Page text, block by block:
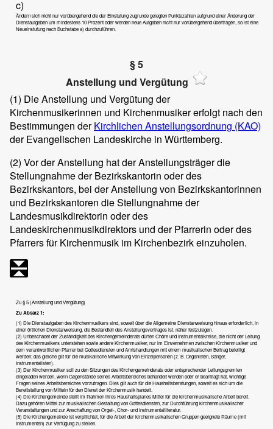
c)
Ändern sich nicht nur vorübergehend die der Einstufung zugrunde gelegten Punktezahlen aufgrund einer Änderung der
Dienstaufgaben um mindestens 10 Prozent oder werden neue Aufgaben nicht nur vorübergehend übertragen, so ist eine
Neueinstufung nach Buchstabe a) durchzuführen.
§ 5
Anstellung und Vergütung
(1) Die Anstellung und Vergütung der
Kirchenmusikerinnen und Kirchenmusiker erfolgt nach den
Bestimmungen derKirchlichen Anstellungsordnung (KAO)
der Evangelischen Landeskirche in Württemberg.
(2) Vor der Anstellung hat der Anstellungsträger die
Stellungnahme der Bezirkskantorin oder des
Bezirkskantors, bei der Anstellung von Bezirkskantorinnen
und Bezirkskantoren die Stellungnahme der
Landesmusikdirektorin oder des
Landeskirchenmusikdirektors und der Pfarrerin oder des
Pfarrers für Kirchenmusik im Kirchenbezirk einzuholen.
Zu § 5 (Anstellung und Vergütung)
Zu Absatz 1:
(1) Die Dienstaufgaben des Kirchenmusikers sind, soweit über die Allgemeine Dienstanweisung hinaus erforderlich, in
einer örtlichen Dienstanweisung, die Bestandteil des Anstellungsvertrages ist, näher festzulegen.
(2) Unbeschadet der Zuständigkeit des Kirchengemeinderats dürfen Chöre und Instrumentalkreise, die nicht der Leitung
des Kirchenmusikers unterstehen sowie andere Kirchenmusiker, nur im Einvernehmen zwischen Kirchenmusiker und
dem verantwortlichen Pfarrer bei Gottesdiensten und Amtshandlungen mit einem musikalischen Beitrag beteiligt
werden; das gleiche gilt für die musikalische Mitwirkung von Einzelpersonen (z. B. Organisten, Sänger,
Instrumentalisten).
(3) Der Kirchenmusiker soll zu den Sitzungen des Kirchengemeinderats oder entsprechender Leitungsgremien
eingeladen werden, wenn Gegenstände seines Arbeitsbereiches behandelt werden oder er beantragt hat, wichtige
Fragen seines Arbeitsbereiches vorzutragen. Dies gilt auch für die Haushaltsberatungen, soweit es sich um die
Bereitstellung von Mitteln für den Dienst der Kirchenmusik handelt.
(4) Die Kirchengemeinde stellt im Rahmen ihres Haushaltsplanes Mittel für die kirchenmusikalische Arbeit bereit.
Dazu gehören Mittel zur musikalischen Gestaltung von Gottesdiensten, zur Durchführung kirchenmusikalischer
Veranstaltungen und zur Anschaffung von Orgel-, Chor- und Instrumentalliteratur.
(5) Die Kirchengemeinde ist verpflichtet, für die Arbeit der kirchenmusikalischen Gruppen geeignete Räume (mit
Instrumenten) zur Verfügung zu stellen.